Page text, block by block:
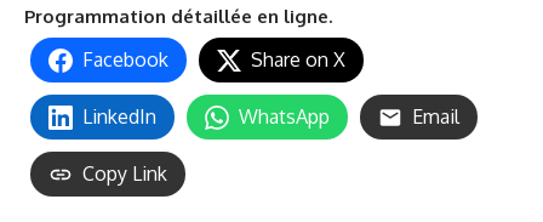
Programmation détaillée en ligne.
Facebook Share on X
LinkedIn WhatsApp Email
Copy Link